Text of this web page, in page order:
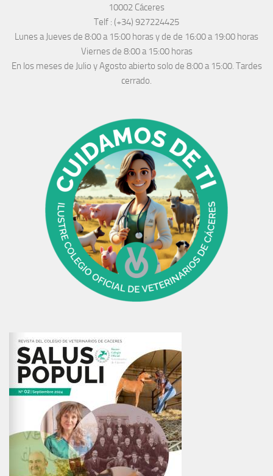
10002 Cáceres
Telf : (+34) 927224425
Lunes a Jueves de 8:00 a 15:00 horas y de de 16:00 a 19:00 horas
Viernes de 8:00 a 15:00 horas
En los meses de Julio y Agosto abierto solo de 8:00 a 15:00. Tardes
cerrado.